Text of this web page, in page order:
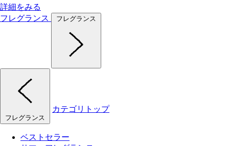
詳細をみる
フレグランス
フレグランス
フレグランス
カテゴリトップ
ベストセラー